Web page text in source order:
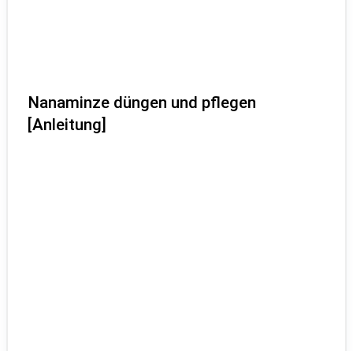
Nanaminze düngen und pflegen
[Anleitung]